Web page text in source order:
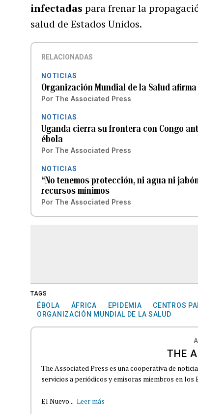
infectadas para frenar la
salud de Estados Unidos.
RELACIONADAS
NOTICIAS
Organización Mundial de la Salud
Por The Associated Press
NOTICIAS
Uganda cierra su frontera con Congo
ébola
Por The Associated Press
NOTICIAS
“No tenemos protección, ni agua ni
recursos mínimos
Por The Associated Press
TAGS
ÉBOLA ÁFRICA EPIDEMIA
CENTROS
ORGANIZACIÓN MUNDIAL DE LA SALUD
THE
The Associated Press es una cooperativa de
servicios a periódicos y emisoras miembros en
El Nuevo... Leer más